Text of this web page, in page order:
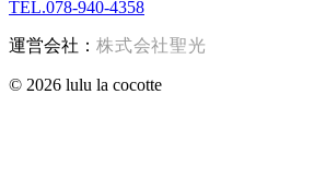
TEL.078-940-4358
運営会社： 株式会社聖光
© 2026 lulu la cocotte